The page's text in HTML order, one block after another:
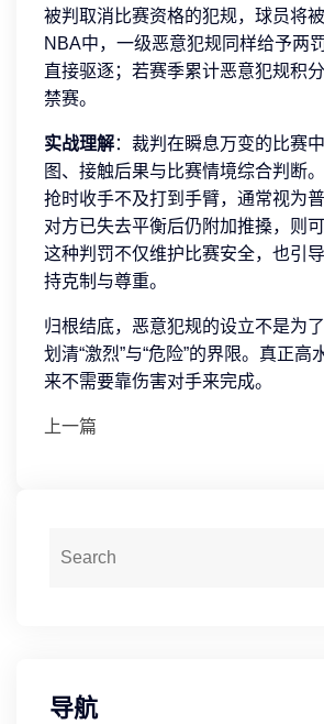
被判取消比赛资格的犯规，球员将被
NBA中，一级恶意犯规同样给予两
直接驱逐；若赛季累计恶意犯规积
禁赛。
实战理解：裁判在瞬息万变的比赛
图、接触后果与比赛情境综合判断
抢时收手不及打到手臂，通常视为
对方已失去平衡后仍附加推搡，则
这种判罚不仅维护比赛安全，也引
持克制与尊重。
归根结底，恶意犯规的设立不是为
划清“激烈”与“危险”的界限。真正高
来不需要靠伤害对手来完成。
上一篇
导航